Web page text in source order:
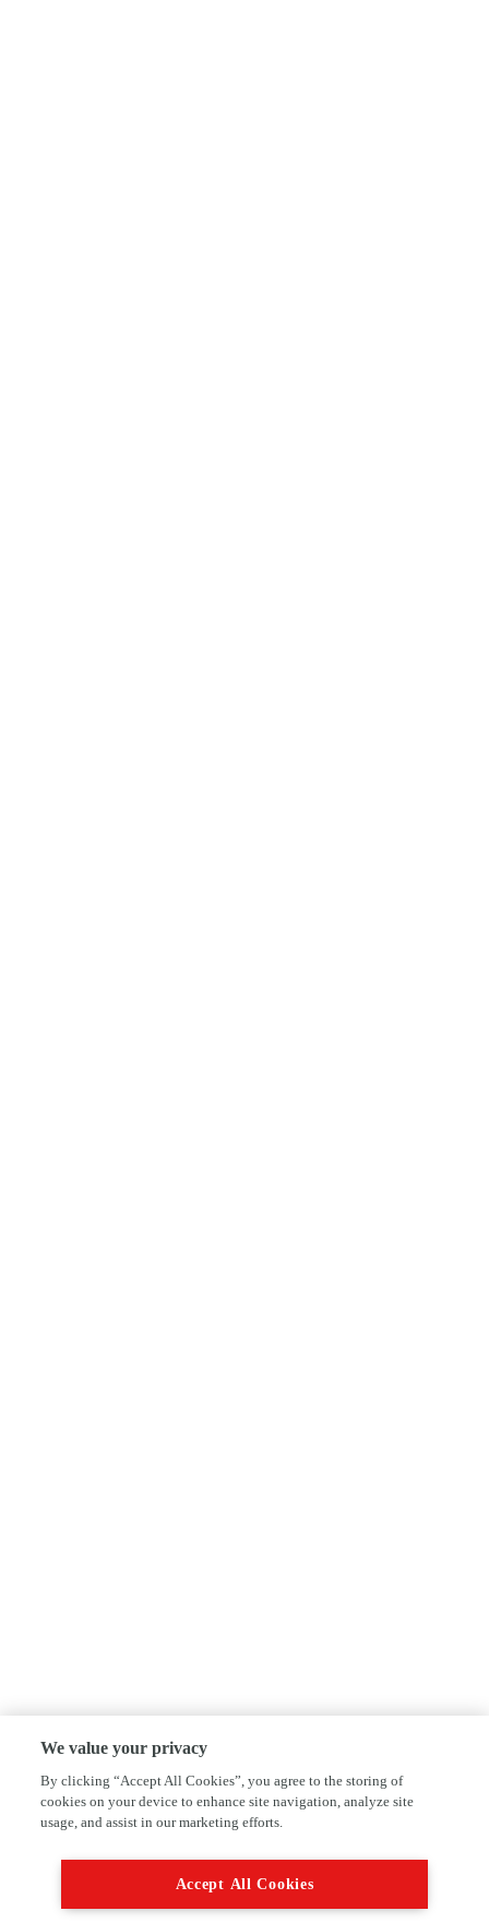
We value your privacy
By clicking “Accept All Cookies”, you agree to the storing of
cookies on your device to enhance site navigation, analyze site
usage, and assist in our marketing efforts.
Accept All Cookies